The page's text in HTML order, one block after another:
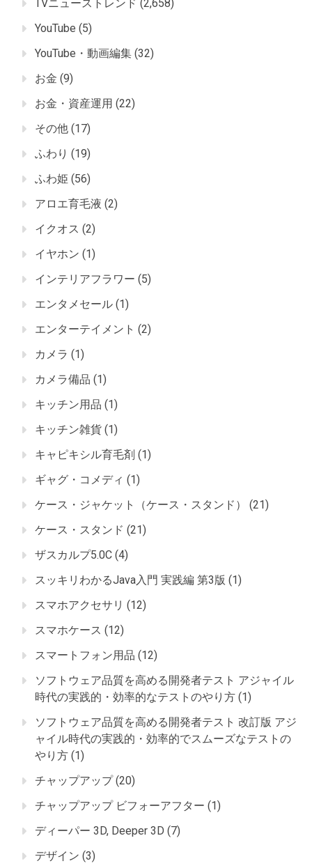
TVニューストレンド (2,658)
YouTube (5)
YouTube・動画編集 (32)
お金 (9)
お金・資産運用 (22)
その他 (17)
ふわり (19)
ふわ姫 (56)
アロエ育毛液 (2)
イクオス (2)
イヤホン (1)
インテリアフラワー (5)
エンタメセール (1)
エンターテイメント (2)
カメラ (1)
カメラ備品 (1)
キッチン用品 (1)
キッチン雑貨 (1)
キャピキシル育毛剤 (1)
ギャグ・コメディ (1)
ケース・ジャケット（ケース・スタンド）
(21)
ケース・スタンド (21)
ザスカルプ5.0C (4)
スッキリわかるJava入門 実践編 第3版 (1)
スマホアクセサリ (12)
スマホケース (12)
スマートフォン用品 (12)
ソフトウェア品質を高める開発者テスト アジャイル
時代の実践的・効率的なテストのやり方 (1)
ソフトウェア品質を高める開発者テスト 改訂版 アジ
ャイル時代の実践的・効率的でスムーズなテストの
やり方 (1)
チャップアップ(20)
チャップアップ ビフォーアフター (1)
ディーパー 3D, Deeper 3D (7)
デザイン (3)